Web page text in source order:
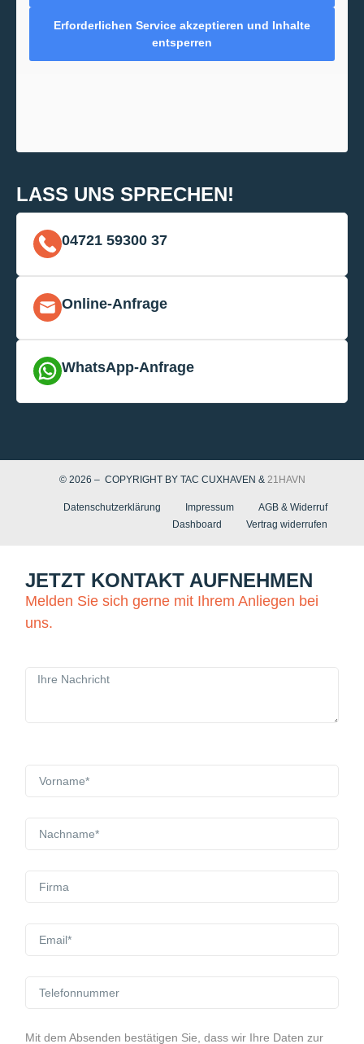
Erforderlichen Service akzeptieren und Inhalte
entsperren
LASS UNS SPRECHEN!
04721 59300 37
Online-Anfrage
WhatsApp-Anfrage
© 2026 – COPYRIGHT BY TAC CUXHAVEN & 21HAVN
Datenschutzerklärung Impressum
AGB & Widerruf
Dashboard
Vertrag widerrufen
JETZT KONTAKT AUFNEHMEN
Melden Sie sich gerne mit Ihrem Anliegen bei
uns.
Mit dem Absenden bestätigen Sie, dass wir Ihre Daten zur